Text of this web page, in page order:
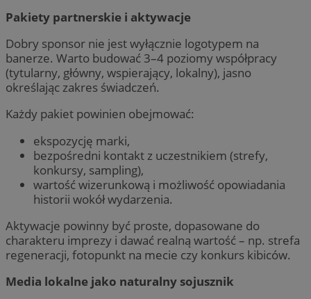
Pakiety partnerskie i aktywacje
Dobry sponsor nie jest wyłącznie logotypem na
banerze. Warto budować 3–4 poziomy współpracy
(tytularny, główny, wspierający, lokalny), jasno
określając zakres świadczeń.
Każdy pakiet powinien obejmować:
ekspozycję marki,
bezpośredni kontakt z uczestnikiem (strefy,
konkursy, sampling),
wartość wizerunkową i możliwość opowiadania
historii wokół wydarzenia.
Aktywacje powinny być proste, dopasowane do
charakteru imprezy i dawać realną wartość – np. strefa
regeneracji, fotopunkt na mecie czy konkurs kibiców.
Media lokalne jako naturalny sojusznik